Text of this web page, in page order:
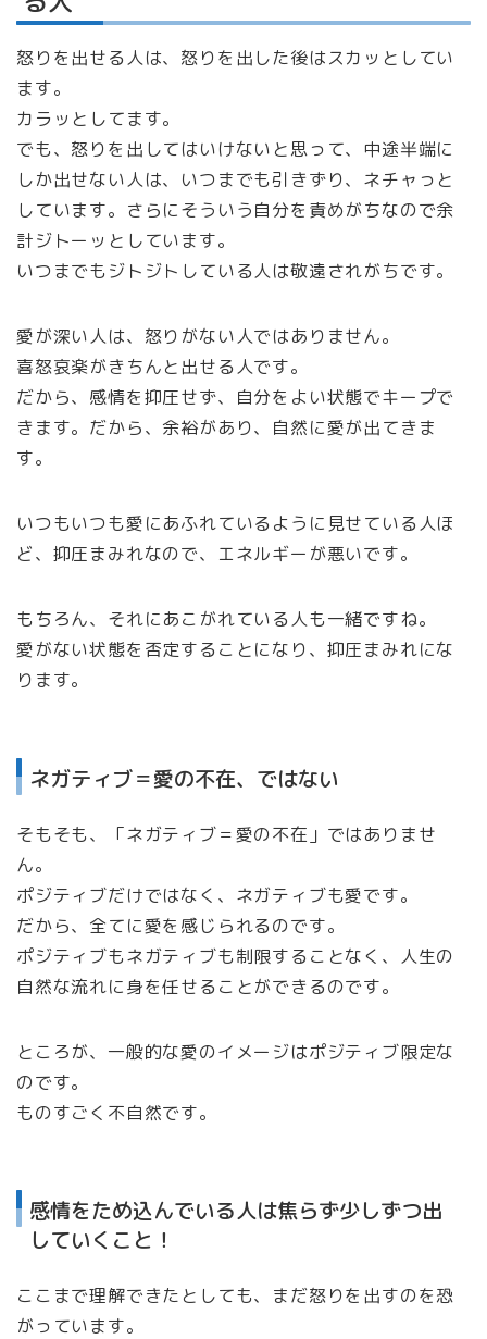
怒りを出せる人は、怒りを出した後はスカッとしてい
ます。
カラッとしてます。
でも、怒りを出してはいけないと思って、中途半端に
しか出せない人は、いつまでも引きずり、ネチャっと
しています。さらにそういう自分を責めがちなので余
計ジトーッとしています。
いつまでもジトジトしている人は敬遠されがちです。
愛が深い人は、怒りがない人ではありません。
喜怒哀楽がきちんと出せる人です。
だから、感情を抑圧せず、自分をよい状態でキープで
きます。だから、余裕があり、自然に愛が出てきま
す。
いつもいつも愛にあふれているように見せている人ほ
ど、抑圧まみれなので、エネルギーが悪いです。
もちろん、それにあこがれている人も一緒ですね。
愛がない状態を否定することになり、抑圧まみれにな
ります。
ネガティブ＝愛の不在、ではない
そもそも、「ネガティブ＝愛の不在」ではありませ
ん。
ポジティブだけではなく、ネガティブも愛です。
だから、全てに愛を感じられるのです。
ポジティブもネガティブも制限することなく、人生の
自然な流れに身を任せることができるのです。
ところが、一般的な愛のイメージはポジティブ限定な
のです。
ものすごく不自然です。
感情をため込んでいる人は焦らず少しずつ出
していくこと！
ここまで理解できたとしても、まだ怒りを出すのを恐
がっています。